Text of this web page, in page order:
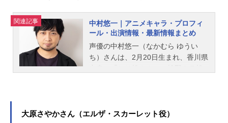
関連記事
中村悠一｜アニメキャラ・プロフィ
ール・出演情報・最新情報まとめ
声優の中村悠一（なかむら ゆうい
ち）さんは、2月20日生まれ、香川県
村悠一さんのオススメ記事をご紹
大原さやかさん（エルザ・スカーレット役）